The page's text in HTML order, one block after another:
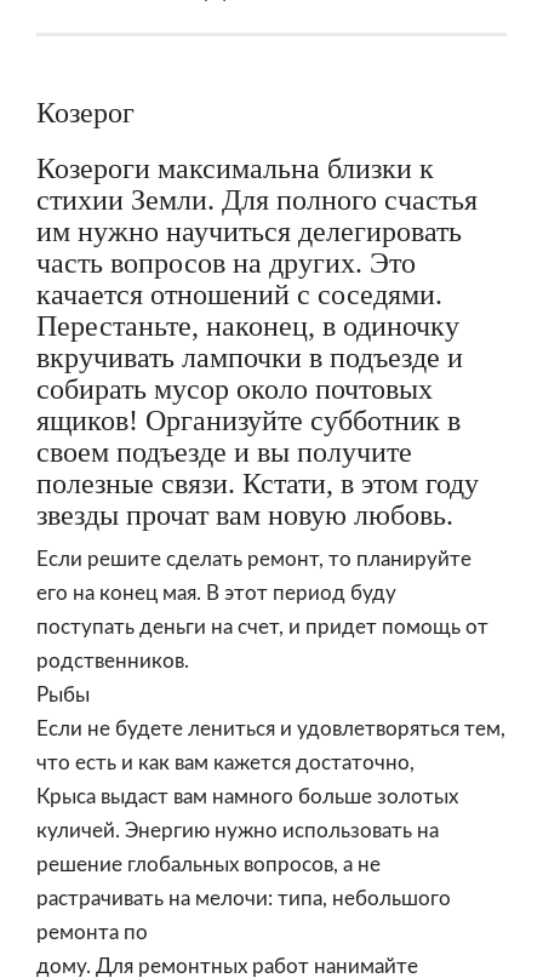
Козерог
Козероги максимальна близки к
стихии Земли. Для полного счастья
им нужно научиться делегировать
часть вопросов на других. Это
качается отношений с соседями.
Перестаньте, наконец, в одиночку
вкручивать лампочки в подъезде и
собирать мусор около почтовых
ящиков! Организуйте субботник в
своем подъезде и вы получите
полезные связи. Кстати, в этом году
звезды прочат вам новую любовь.
Если решите сделать ремонт, то планируйте
его на конец мая. В этот период буду
поступать деньги на счет, и придет помощь от
родственников.
Рыбы
Если не будете лениться и удовлетворяться тем,
что есть и как вам кажется достаточно,
Крыса выдаст вам намного больше золотых
куличей. Энергию нужно использовать на
решение глобальных вопросов, а не
растрачивать на мелочи: типа, небольшого
ремонта по
дому. Для ремонтных работ нанимайте